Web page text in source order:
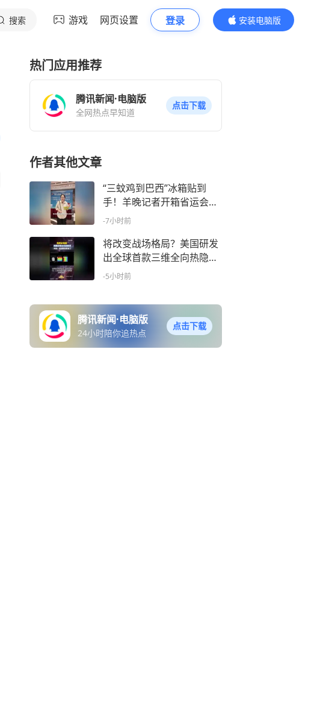
搜索 游戏 网页设置 登录
安装电脑版
内容更精彩
热门应用推荐
腾讯新闻·电脑版
全网热点早知道
点击下载
作者其他文章
“三蚊鸡到巴西”冰箱贴到
手！羊晚记者开箱省运会媒
体服务包发现更多好物
-7小时前
将改变战场格局？美国研发
出全球首款三维全向热隐身
材料
-5小时前
腾讯新闻·电脑版
24小时陪你追热点
点击下载